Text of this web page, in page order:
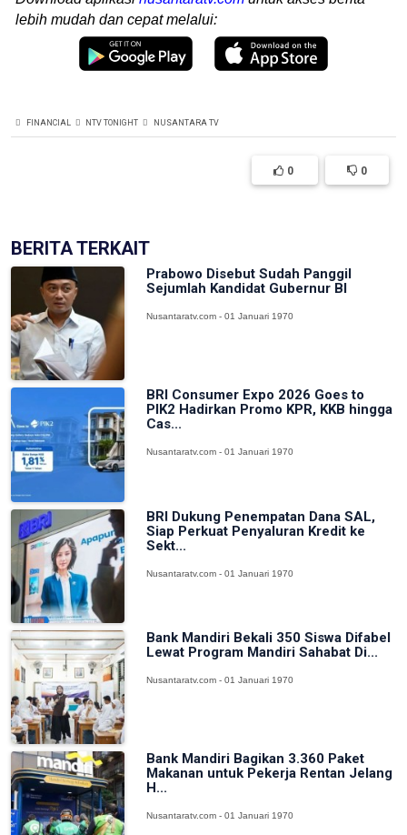
lebih mudah dan cepat melalui:
FINANCIAL NTV TONIGHT NUSANTARA TV
0 0
BERITA TERKAIT
Prabowo Disebut Sudah Panggil
Sejumlah Kandidat Gubernur BI
Nusantaratv.com - 01 Januari 1970
BRI Consumer Expo 2026 Goes to
PIK2 Hadirkan Promo KPR, KKB hingga
Cas...
Nusantaratv.com - 01 Januari 1970
BRI Dukung Penempatan Dana SAL,
Siap Perkuat Penyaluran Kredit ke
Sekt...
Nusantaratv.com - 01 Januari 1970
Bank Mandiri Bekali 350 Siswa Difabel
Lewat Program Mandiri Sahabat Di...
Nusantaratv.com - 01 Januari 1970
Bank Mandiri Bagikan 3.360 Paket
Makanan untuk Pekerja Rentan Jelang
H...
Nusantaratv.com - 01 Januari 1970